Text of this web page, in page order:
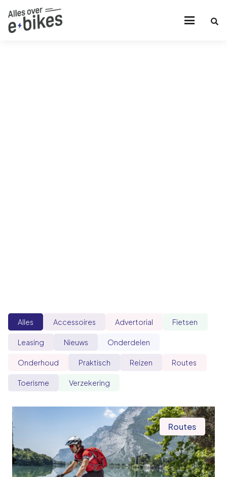
Alles Accessoires Advertorial Fietsen
Leasing Nieuws Onderdelen
Onderhoud Praktisch Reizen Routes
Toerisme Verzekering
Routes